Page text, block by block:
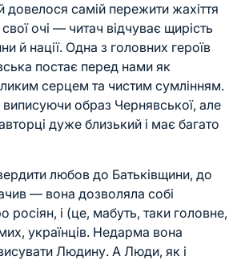
самій пережити жахіття
очі — читач відчуває щирість
й нації. Одна з головних героїв
постає перед нами як
серцем та чистим сумлінням.
образ Чернявської, але
дуже близький і має багато
любов до Батьківщини, до
— вона дозволяла собі
росіян, і (це, мабуть, таки головне,
українців. Недарма вона
Людину. А Люди, як і